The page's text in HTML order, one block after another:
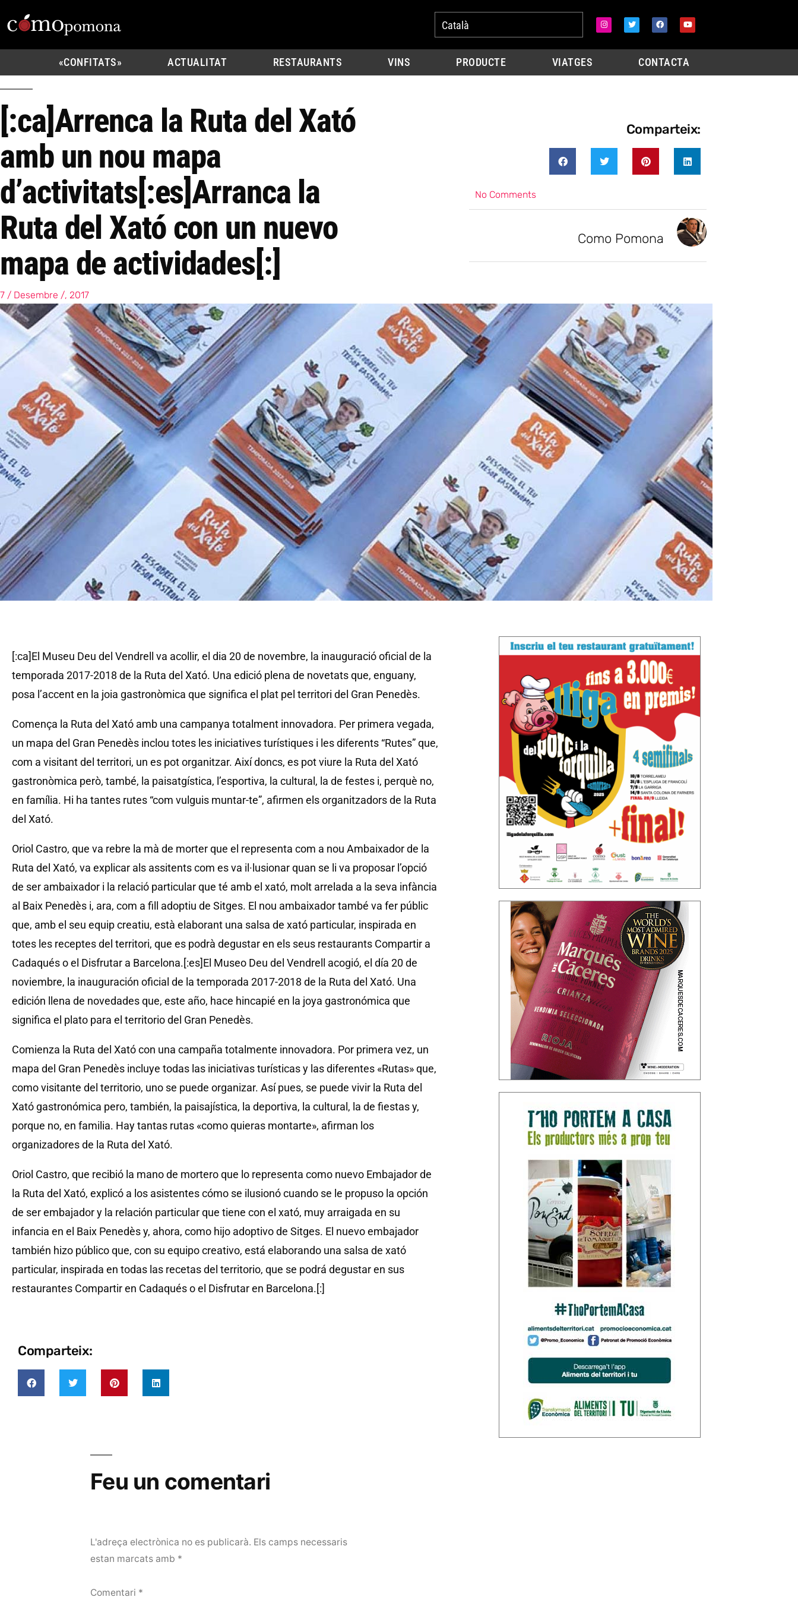
Català
«CONFITATS» ACTUALITAT RESTAURANTS VINS PRODUCTE VIATGES CONTACTA
[:ca]Arrenca la Ruta del Xató
amb un nou mapa
d’activitats[:es]Arranca la
Ruta del Xató con un nuevo
mapa de actividades[:]
7 / Desembre /, 2017
Comparteix:
No Comments
Como Pomona
[:ca]El Museu Deu del Vendrell va acollir, el dia 20 de novembre, la inauguració oficial de la
temporada 2017-2018 de la Ruta del Xató. Una edició plena de novetats que, enguany,
posa l’accent en la joia gastronòmica que significa el plat pel territori del Gran Penedès.
Comença la Ruta del Xató amb una campanya totalment innovadora. Per primera vegada,
un mapa del Gran Penedès inclou totes les iniciatives turístiques i les diferents “Rutes” que,
com a visitant del territori, un es pot organitzar. Així doncs, es pot viure la Ruta del Xató
gastronòmica però, també, la paisatgística, l’esportiva, la cultural, la de festes i, perquè no,
en família. Hi ha tantes rutes “com vulguis muntar-te”, afirmen els organitzadors de la Ruta
del Xató.
Oriol Castro, que va rebre la mà de morter que el representa com a nou Ambaixador de la
Ruta del Xató, va explicar als assitents com es va il·lusionar quan se li va proposar l’opció
de ser ambaixador i la relació particular que té amb el xató, molt arrelada a la seva infància
al Baix Penedès i, ara, com a fill adoptiu de Sitges. El nou ambaixador també va fer públic
que, amb el seu equip creatiu, està elaborant una salsa de xató particular, inspirada en
totes les receptes del territori, que es podrà degustar en els seus restaurants Compartir a
Cadaqués o el Disfrutar a Barcelona.[:es]El Museo Deu del Vendrell acogió, el día 20 de
noviembre, la inauguración oficial de la temporada 2017-2018 de la Ruta del Xató. Una
edición llena de novedades que, este año, hace hincapié en la joya gastronómica que
significa el plato para el territorio del Gran Penedès.
Comienza la Ruta del Xató con una campaña totalmente innovadora. Por primera vez, un
mapa del Gran Penedès incluye todas las iniciativas turísticas y las diferentes «Rutas» que,
como visitante del territorio, uno se puede organizar. Así pues, se puede vivir la Ruta del
Xató gastronómica pero, también, la paisajística, la deportiva, la cultural, la de fiestas y,
porque no, en familia. Hay tantas rutas «como quieras montarte», afirman los
organizadores de la Ruta del Xató.
Oriol Castro, que recibió la mano de mortero que lo representa como nuevo Embajador de
la Ruta del Xató, explicó a los asistentes cómo se ilusionó cuando se le propuso la opción
de ser embajador y la relación particular que tiene con el xató, muy arraigada en su
infancia en el Baix Penedès y, ahora, como hijo adoptivo de Sitges. El nuevo embajador
también hizo público que, con su equipo creativo, está elaborando una salsa de xató
particular, inspirada en todas las recetas del territorio, que se podrá degustar en sus
restaurantes Compartir en Cadaqués o el Disfrutar en Barcelona.[:]
Comparteix:
Feu un comentari
L'adreça electrònica no es publicarà. Els camps necessaris
estan marcats amb *
Comentari *